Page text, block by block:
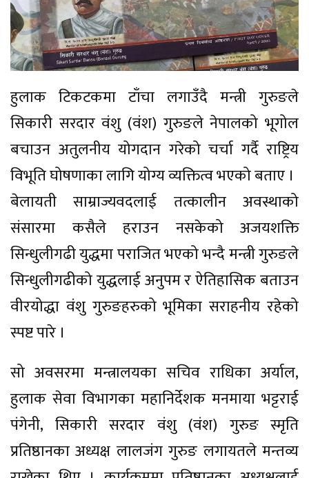
हुलाक टिकटकमा टाँचा लगाउँदै मन्त्री गुरुङले
सिकारी सरदार वंशु (वंश) गुरुङले नेपालको भूगोल
बचाउन अतुलनीय योगदान गरेको चर्चा गर्दै राष्ट्रिय
विभूति घोषणाका लागि योग्य व्यक्तित्व भएको बताए ।
बेलायती साम्राज्यवदलाई तत्कालीन अवस्थाको
संसारमा कसैले हराउन नसकेको अजयशक्ति
सिन्धुलीगढी युद्धमा पराजित भएको भन्दै मन्त्री गुरुङले
सिन्धुलीगढीको युद्धलाई अनुपम र ऐतिहासिक बताउन
वीरयोद्धा वंशु गुरुङहरुको भूमिका सराहनीय रहेको
स्पष्ट पारे ।
सो अवसरमा मन्त्रालयका सचिव राधिका अर्याल,
हुलाक सेवा विभागका महानिर्देशक मनमाया भट्टराई
पंगेनी, सिकारी सरदार वंशु (वंश) गुरुङ स्मृति
प्रतिष्ठानका अध्यक्ष लालजंग गुरुङ लगायतले मन्तव्य